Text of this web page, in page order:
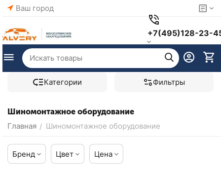
Ваш город
+7(495)128-23-
Категории Фильтры
Шиномонтажное оборудование
Главная / Шиномонтажное оборудование
Бренд Цвет Цена